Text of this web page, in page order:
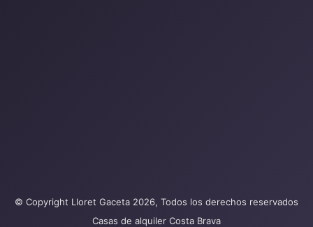
© Copyright Lloret Gaceta 2026, Todos los derechos reservados
Casas de alquiler Costa Brava